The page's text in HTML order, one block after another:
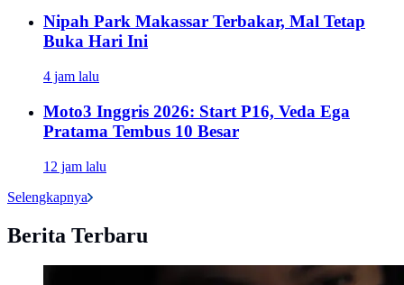
Nipah Park Makassar Terbakar, Mal Tetap
Buka Hari Ini
4 jam lalu
Moto3 Inggris 2026: Start P16, Veda Ega
Pratama Tembus 10 Besar
12 jam lalu
Selengkapnya
Berita Terbaru